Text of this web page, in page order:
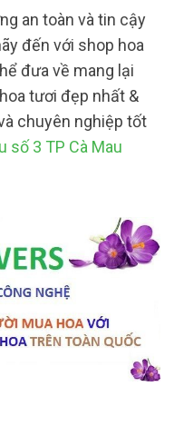
an toàn và tin cậy
đến với shop hoa
đưa về mang lại
tươi đẹp nhất &
chuyên nghiệp tốt
số 3 TP Cà Mau